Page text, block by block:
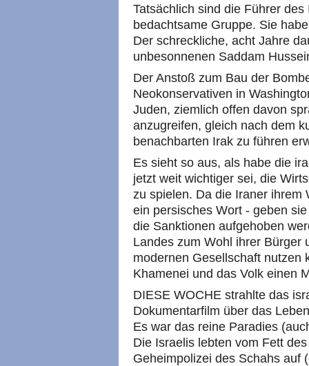
Tatsächlich sind die Führer
bedachtsame Gruppe. Sie
Der schreckliche, acht Jahre
unbesonnenen Saddam
Der Anstoß zum Bau der
Neokonservativen in
Juden, ziemlich offen davon
anzugreifen, gleich nach dem
benachbarten Irak zu führen
Es sieht so aus, als habe die
jetzt weit wichtiger sei, die
zu spielen. Da die Iraner ihrem
ein persisches Wort - geben
die Sanktionen aufgehoben
Landes zum Wohl ihrer Bürger
modernen Gesellschaft nutzen
Khamenei und das Volk einen
DIESE WOCHE strahlte das
Dokumentarfilm über das
Es war das reine Paradies
Die Israelis lebten vom Fett
Geheimpolizei des Schahs auf